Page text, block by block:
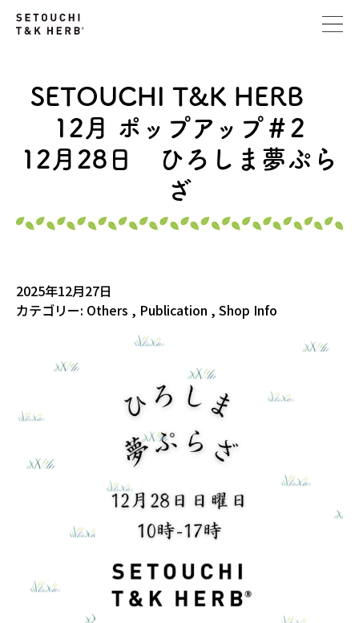
SETOUCHI T&K HERB
12月 ポップアップ＃2
12月28日 ひろしま夢ぷら
ざ
2025年12月27日
カテゴリー: Others , Publication ,Shop Info